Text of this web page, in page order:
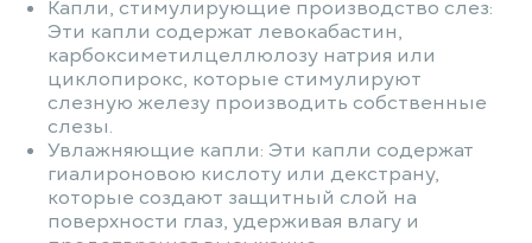
Капли, стимулирующие производство слез:
Эти капли содержат левокабастин,
карбоксиметилцеллюлозу натрия или
циклопирокс, которые стимулируют
слезную железу производить собственные
слезы.
Увлажняющие капли: Эти капли содержат
гиалироновою кислоту или декстрану,
которые создают защитный слой на
поверхности глаз, удерживая влагу и